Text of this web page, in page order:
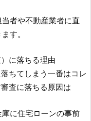
者や不動産業者に直
す。
に落ちる理由
ちてしまう一番はコレ
査に落ちる原因は
庫に住宅ローンの事前